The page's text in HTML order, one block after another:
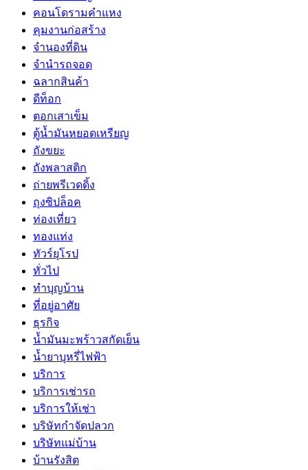
คอนโดรามคำแหง
คุมงานก่อสร้าง
จำนองที่ดิน
จำนำรถจอด
ฉลากสินค้า
ดีท็อก
ตอกเสาเข็ม
ตู้น้ำมันหยอดเหรียญ
ถังขยะ
ถังพลาสติก
ถ่ายพรีเวดดิ้ง
ถุงซิปล็อค
ท่องเที่ยว
ทองแท่ง
ทัวร์ยุโรป
ทั่วไป
ทำบุญบ้าน
ที่อยู่อาศัย
ธุรกิจ
น้ำมันมะพร้าวสกัดเย็น
น้ำยาบุหรี่ไฟฟ้า
บริการ
บริการเช่ารถ
บริการให้เช่า
บริษัทกำจัดปลวก
บริษัทแม่บ้าน
บ้านรังสิต